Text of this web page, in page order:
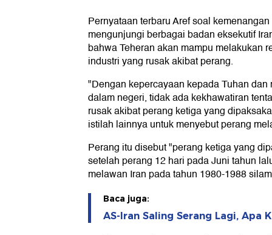
Pernyataan terbaru Aref soal
mengunjungi berbagai badan eksekutif
bahwa Teheran akan mampu melakukan
industri yang rusak akibat perang.
"Dengan kepercayaan kepada Tuhan
dalam negeri, tidak ada kekhawatiran
rusak akibat perang ketiga yang
istilah lainnya untuk menyebut perang
Perang itu disebut "perang ketiga yang
setelah perang 12 hari pada Juni tahun
melawan Iran pada tahun 1980-1988
Baca juga:
AS-Iran Saling Serang Lagi, Apa